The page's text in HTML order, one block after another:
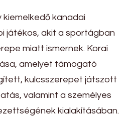
kiemelkedő kanadai
játékos, akit a sportágban
miatt ismernek. Korai
amelyet támogató
kulcsszerepet játszott
valamint a személyes
kialakításában.